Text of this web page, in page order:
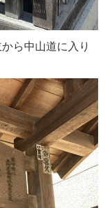
ら中山道に入り